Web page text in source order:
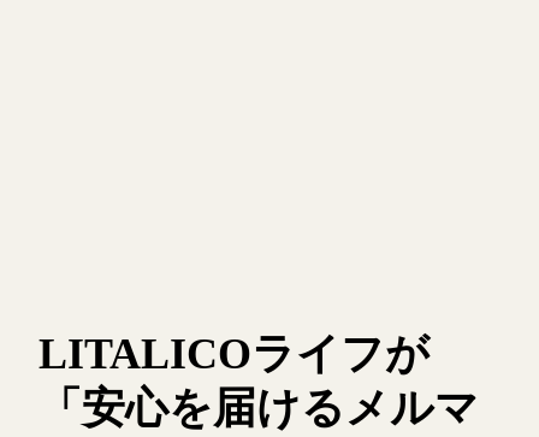
LITALICOライフが
「安心を届けるメルマ